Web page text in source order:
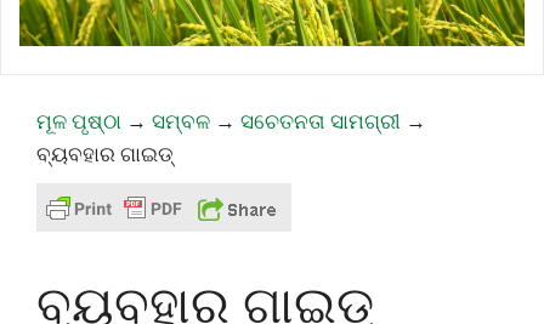
ମୂଳ ପୃଷ୍ଠା → ସମ୍ବଳ → ସଚେତନତା ସାମଗ୍ରୀ →
ବ୍ୟବହାର ଗାଇଡ୍
ବ୍ୟବହାର ଗାଇଡ୍